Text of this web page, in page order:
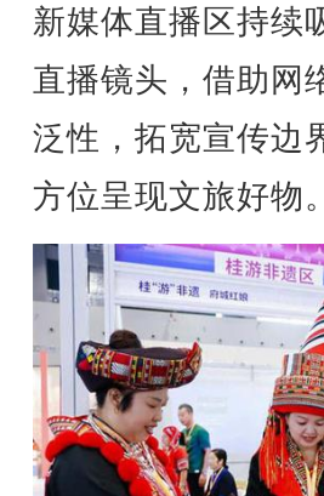
新媒体直播区持续
直播镜头，借助网
泛性，拓宽宣传边
方位呈现文旅好物。